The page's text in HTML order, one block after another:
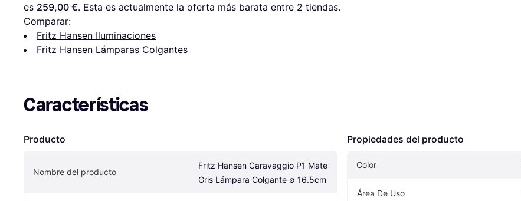
es 259,00 €. Esta es actualmente la oferta más barata entre 2 tiendas.
Comparar:
Fritz Hansen Iluminaciones
Fritz Hansen Lámparas Colgantes
Características
Producto
Nombre del producto
Fritz Hansen Caravaggio P1 Mate
Gris Lámpara Colgante ∅ 16.5cm
Propiedades del producto
Color
Área De Uso